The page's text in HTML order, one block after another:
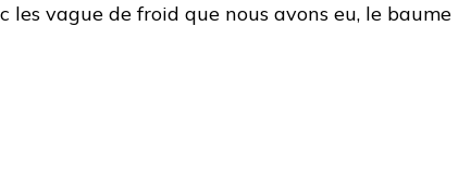
vague de froid que nous avons eu, le baume